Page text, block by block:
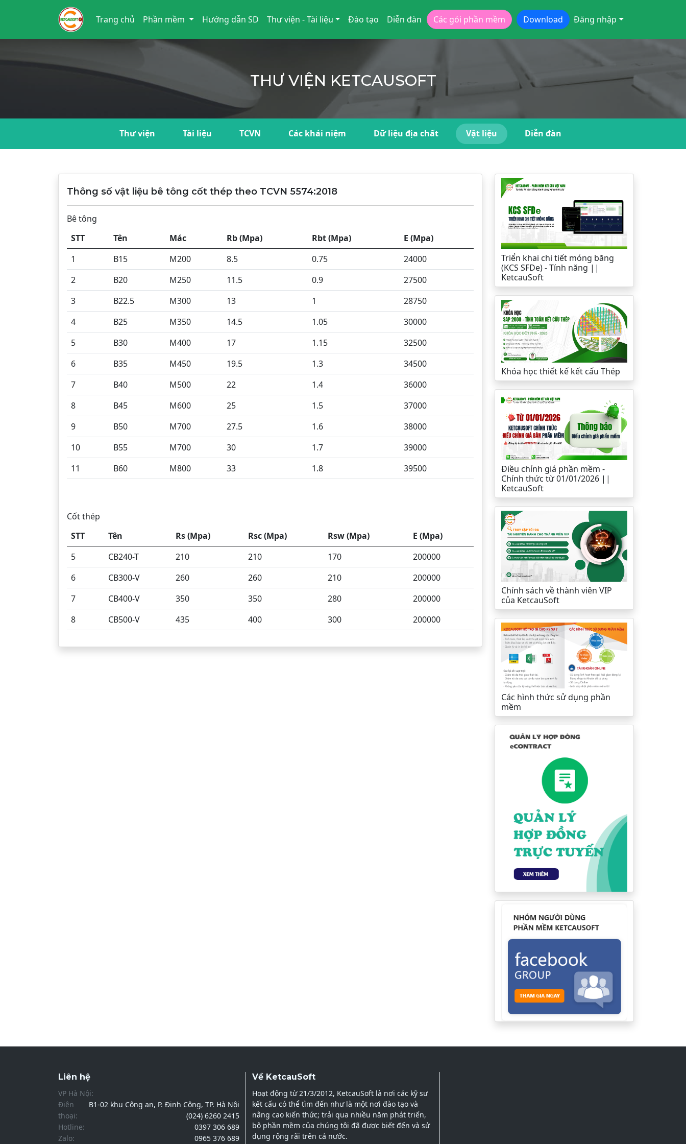
Trang chủ Phần mềm Hướng dẫn SD Thư viện - Tài liệu Đào tạo Diễn đàn Các gói phần mềm Download Đăng nhập
THƯ VIỆN KETCAUSOFT
Thư viện Tài liệu TCVN Các khái niệm Dữ liệu địa chất Vật liệu Diễn đàn
Thông số vật liệu bê tông cốt thép theo TCVN 5574:2018
Bê tông
STT
Tên Mác Rb (Mpa) Rbt (Mpa)
E (Mpa)
1
B15 M200 8.5 0.75
24000
2
B20 M250 11.5 0.9
27500
3
B22.5 M300 13 1
28750
4
B25 M350 14.5 1.05
30000
5
B30 M400 17 1.15
32500
6
B35 M450 19.5 1.3
34500
7
B40 M500 22 1.4
36000
8
B45 M600 25 1.5
37000
9
B50 M700 27.5 1.6
38000
10
B55 M700 30 1.7
39000
11
B60 M800 33 1.8 39500
Cốt thép
STT
Tên Rs (Mpa) Rsc (Mpa) Rsw (Mpa)
E (Mpa)
5
CB240-T 210 210 170
200000
6
CB300-V 260 260 210
200000
7
CB400-V 350 350 280
200000
8
CB500-V 435 400 300 200000
Triển khai chi tiết móng băng
(KCS SFDe) - Tính năng ||
KetcauSoft
Khóa học thiết kế kết cấu Thép
Điều chỉnh giá phần mềm -
Chính thức từ 01/01/2026 ||
KetcauSoft
Chính sách về thành viên VIP
của KetcauSoft
Các hình thức sử dụng phần
mềm
Liên hệ
VP Hà Nội:
B1-02 khu Công an, P. Định Công, TP. Hà Nội
Điện
thoại:
(024) 6260 2415
Hotline:
0397 306 689
Zalo:
0965 376 689
Về KetcauSoft
Hoạt động từ 21/3/2012, KetcauSoft là nơi các kỹ sư
kết cấu có thể tìm đến như là một nơi đào tạo và
nâng cao kiến thức; trải qua nhiều năm phát triển,
bộ phần mềm của chúng tôi đã được biết đến và sử
dụng rộng rãi trên cả nước.